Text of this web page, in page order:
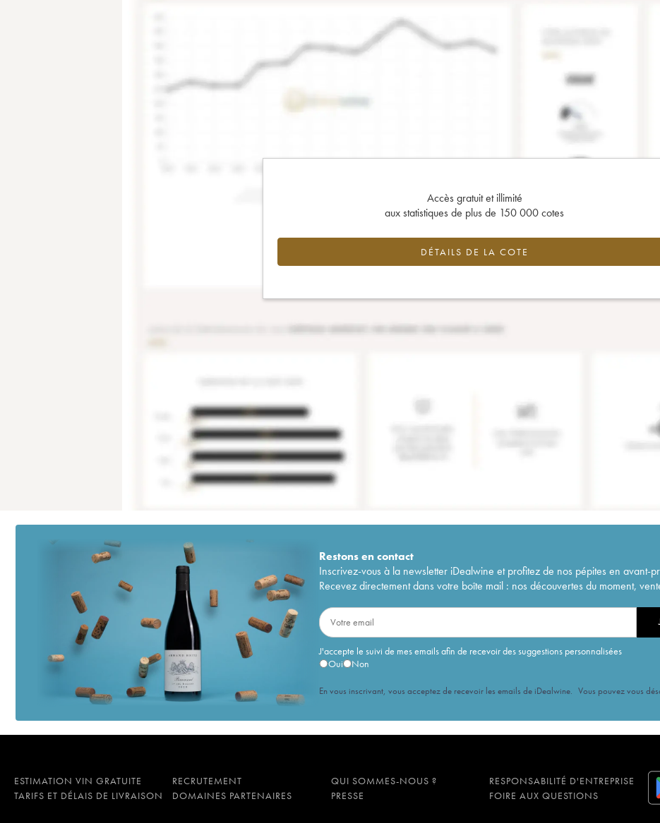
Accès gratuit et illimité
aux statistiques de plus de 150 000 cotes
DÉTAILS DE LA COTE
Restons encontact
Inscrivez-vous à la newsletter iDealwine et profitez de nos pépites en avant-
Recevez directement dans votre boîte mail : nos découvertes du moment,
J'accepte le suivi de mes emails afin de recevoir des suggestions personnalisées
Oui
Non
En vous inscrivant, vous acceptez de recevoir les emails de iDealwine. Vous pouvez vous
ESTIMATION VIN GRATUITE RECRUTEMENT QUI SOMMES-NOUS ?
RESPONSABILITÉ D'ENTREPRISE
TARIFS ET DÉLAIS DE LIVRAISON
DOMAINES PARTENAIRES PRESSE FOIRE AUX QUESTIONS